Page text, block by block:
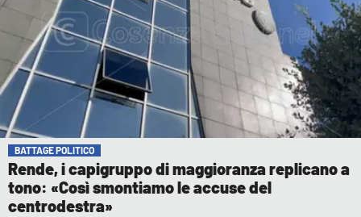
BATTAGE POLITICO
Rende, i capigruppo di maggioranza replicano a
tono: «Così smontiamo le accuse del
centrodestra»